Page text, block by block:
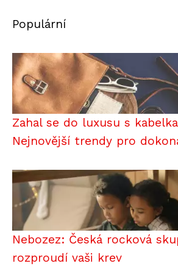
Populární
Zahal se do luxusu s
Nejnovější trendy pro
Nebozez: Česká rocková
rozproudí vaši krev